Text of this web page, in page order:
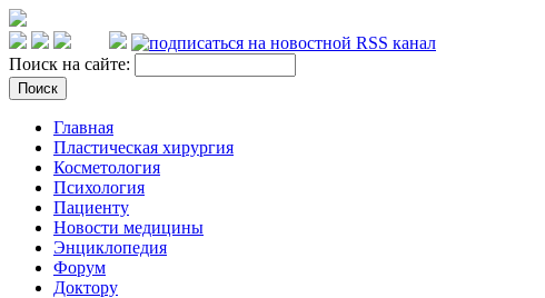
Поиск на сайте:
Главная
Пластическая хирургия
Косметология
Психология
Пациенту
Новости медицины
Энциклопедия
Форум
Доктору